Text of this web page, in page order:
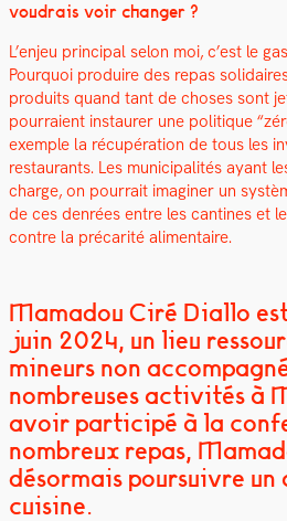
voudrais voir chang­er ?
L’en­jeu prin­ci­pal selon moi, c’est le
Pourquoi pro­duire des repas
pro­duits quand tant de choses sont
pour­raient instau­r­er une poli­tique
exem­ple la récupéra­tion de tous les
restau­rants. Les munic­i­pal­ités ayant
charge, on pour­rait imag­in­er un
de ces den­rées entre les can­tines et
con­tre la pré­car­ité ali­men­taire.
Mamadou Ciré Diallo
juin 2024, un lieu
mineurs non
nombreuses activités à
avoir participé à la
nombreux repas,
désormais poursuivre un
cuisine.